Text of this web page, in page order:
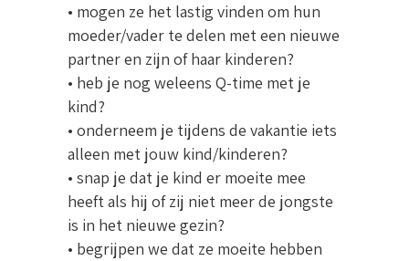
• mogen ze het lastig vinden om hun
moeder/vader te delen met een nieuwe
partner en zijn of haar kinderen?
• heb je nog weleens Q-time met je
kind?
• onderneem je tijdens de vakantie iets
alleen met jouw kind/kinderen?
• snap je dat je kind er moeite mee
heeft als hij of zij niet meer de jongste
is in het nieuwe gezin?
• begrijpen we dat ze moeite hebben